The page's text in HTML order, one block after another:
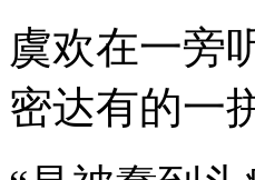
虞欢在一旁
密达有的一